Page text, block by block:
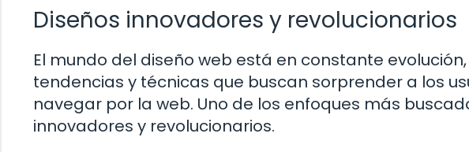
Diseños innovadores y revolucionarios
El mundo del diseño web está en constante
tendencias y técnicas que buscan sorprender a los
navegar por la web. Uno de los enfoques más
innovadores y revolucionarios.